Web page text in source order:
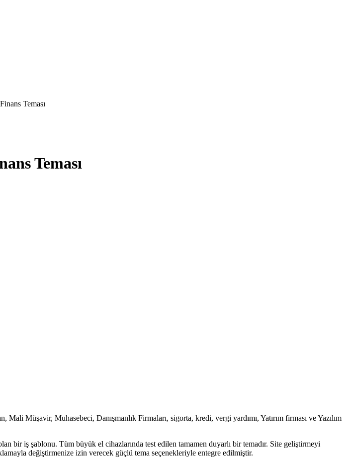
Teması
Teması
Müşavir, Muhasebeci, Danışmanlık Firmaları, sigorta, kredi, vergi yardımı, Yatırım firması ve Yazılım
bir iş şablonu. Tüm büyük el cihazlarında test edilen tamamen duyarlı bir temadır. Site geliştirmeyi
değiştirmenize izin verecek güçlü tema seçenekleriyle entegre edilmiştir.